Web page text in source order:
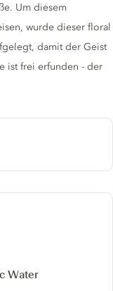
Um diesem
wurde dieser floral
damit der Geist
ist frei erfunden - der
Water